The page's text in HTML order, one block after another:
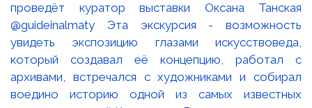
проведёт куратор выставки Оксана Танская
@guideinalmaty Эта экскурсия - возможность
увидеть экспозицию глазами искусствоведа,
который создавал её концепцию, работал с
архивами, встречался с художниками и собирал
воедино историю одной из самых известных